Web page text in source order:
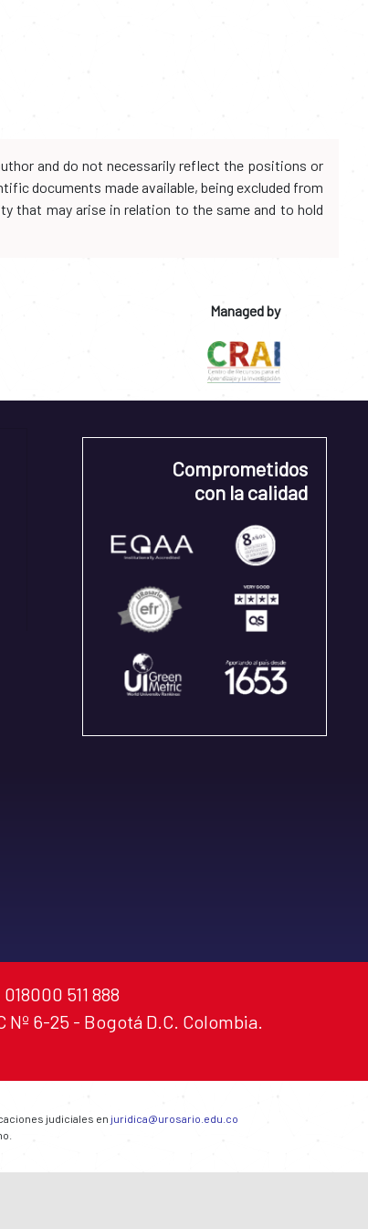
and do not necessarily reflect the positions or
documents made available, being excluded from
that may arise in relation to the same and to hold
Managed by
Comprometidos
con la calidad
511 888
Nº 6-25 - Bogotá D.C. Colombia.
judiciales en juridica@urosario.edu.co